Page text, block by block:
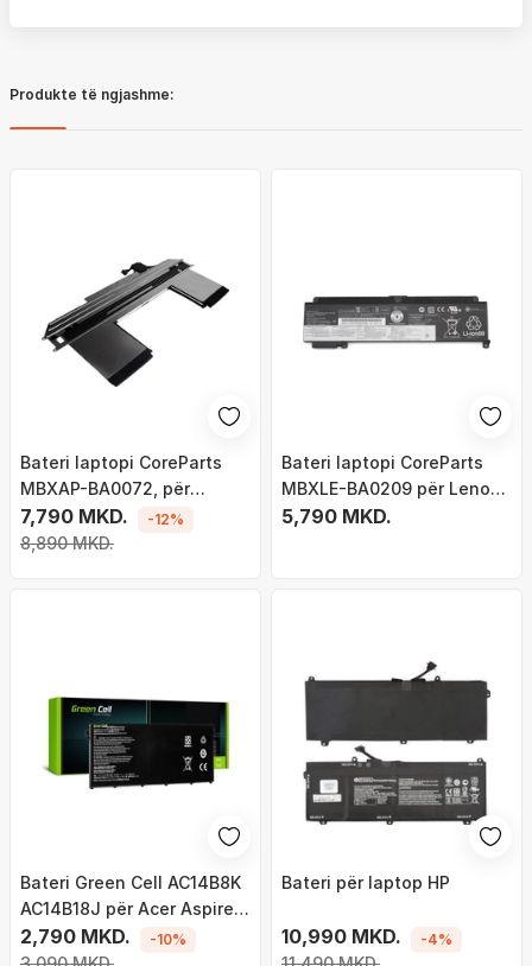
Produkte të ngjashme:
Bateri laptopi CoreParts
MBXAP-BA0072, për
MacBook Air 13" A1932, e
zezë
7,790 MKD.
8,890 MKD.
-12%
Bateri laptopi CoreParts
MBXLE-BA0209 për Lenovo
ThinkPad T460s T470s, Li
5,790 MKD.
Bateri Green Cell AC14B8K
AC14B18J për Acer Aspire E
11 ES1-111M ES1-131 E 15
ES1-512 Chromebook 11
2,790 MKD. -10%
Bateri për laptop HP
10,990 MKD. -4%